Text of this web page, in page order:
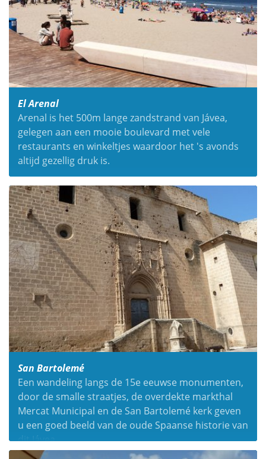
El Arenal
Arenal is het 500m lange zandstrand van Jávea,
gelegen aan een mooie boulevard met vele
restaurants en winkeltjes waardoor het 's avonds
altijd gezellig druk is.
San Bartolemé
Een wandeling langs de 15e eeuwse monumenten,
door de smalle straatjes, de overdekte markthal
Mercat Municipal en de San Bartolemé kerk geven
u een goed beeld van de oude Spaanse historie van
dit Jávea.